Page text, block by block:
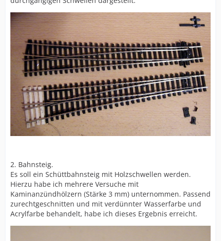
2. Bahnsteig.
Es soll ein Schüttbahnsteig mit Holzschwellen werden.
Hierzu habe ich mehrere Versuche mit
Kaminanzündhölzern (Stärke 3 mm) unternommen. Passend
zurechtgeschnitten und mit verdünnter Wasserfarbe und
Acrylfarbe behandelt, habe ich dieses Ergebnis erreicht.